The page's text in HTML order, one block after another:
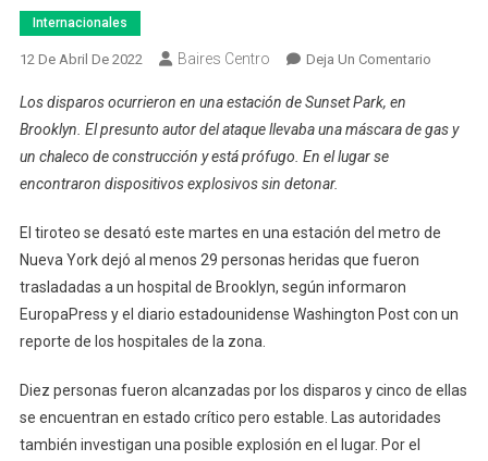
Internacionales
12 De Abril De 2022 Baires Centro Deja Un ComentarioEn
El
York:
Los disparos ocurrieron en una estación de Sunset Park, en
Brooklyn. El presunto autor del ataque llevaba una máscara de gas y
un chaleco de construcción y está prófugo. En el lugar se
encontraron dispositivos explosivos sin detonar.
El tiroteo se desató este martes en una estación del metro de
Nueva York dejó al menos 29 personas heridas que fueron
trasladadas a un hospital de Brooklyn, según informaron
EuropaPress y el diario estadounidense Washington Post con un
reporte de los hospitales de la zona.
Diez personas fueron alcanzadas por los disparos y cinco de ellas
se encuentran en estado crítico pero estable. Las autoridades
también investigan una posible explosión en el lugar. Por el